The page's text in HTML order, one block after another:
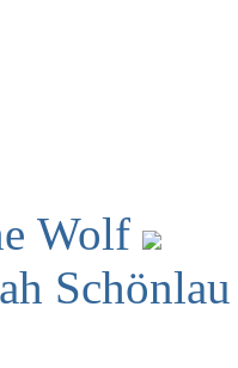
Wolf